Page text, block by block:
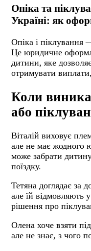
Опіка та
Україні: як
Опіка і піклування
Це юридичне
дитини, яке
отримувати
Коли
або
Віталій виховує
але не має жодного
може забрати
поїздку.
Тетяна доглядає за
але їй відмовляють
рішення про
Олена хоче взяти
але не знає, з чого